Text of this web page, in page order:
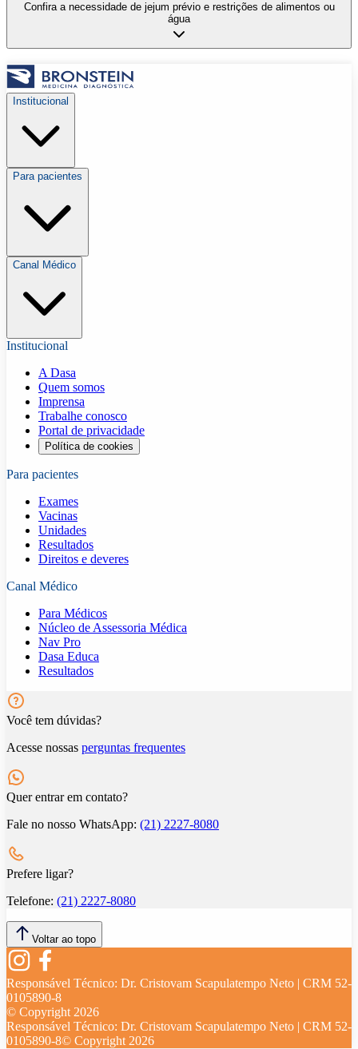
Confira a necessidade de jejum prévio e restrições de alimentos ou
água
Institucional
Para pacientes
Canal Médico
Institucional
A Dasa
Quem somos
Imprensa
Trabalhe conosco
Portal de privacidade
Política de cookies
Para pacientes
Exames
Vacinas
Unidades
Resultados
Direitos e deveres
Canal Médico
Para Médicos
Núcleo de Assessoria Médica
Nav Pro
Dasa Educa
Resultados
Você tem dúvidas?
Acesse nossas perguntas frequentes
Quer entrar em contato?
Fale no nosso WhatsApp: (21) 2227-8080
Prefere ligar?
Telefone: (21) 2227-8080
Voltar ao topo
Responsável Técnico: Dr. Cristovam Scapulatempo Neto | CRM 52-
0105890-8
© Copyright 2026
Responsável Técnico: Dr. Cristovam Scapulatempo Neto | CRM 52-
0105890-8© Copyright 2026